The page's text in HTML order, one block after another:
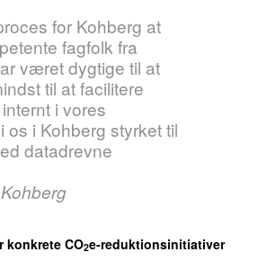
for Kohberg at
fagfolk fra
været dygtige til at
til at facilitere
i vores
i Kohberg styrket til
datadrevne
konkrete CO2e-reduktionsinitiativer